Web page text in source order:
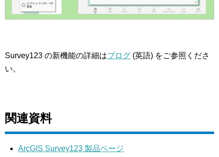
Survey123 の新機能の詳細はブログ (英語) をご参照くださ
い。
関連資料
ArcGIS Survey123 製品ページ